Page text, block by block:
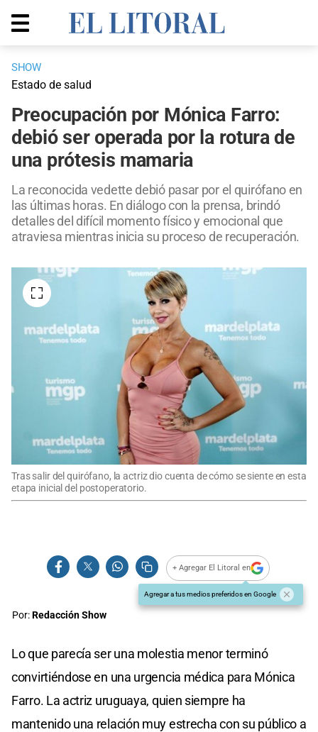
SHOW
Estado de salud
Preocupación por Mónica Farro:
debió ser operada por la rotura de
una prótesis mamaria
La reconocida vedette debió pasar por el quirófano en
las últimas horas. En diálogo con la prensa, brindó
detalles del difícil momento físico y emocional que
atraviesa mientras inicia su proceso de recuperación.
Tras salir del quirófano, la actriz dio cuenta de cómo se siente en esta
etapa inicial del postoperatorio.
+ Agregar El Litoral en
Agregar a tus medios preferidos en Google
Por:Redacción Show
Lo que parecía ser una molestia menor terminó
convirtiéndose en una urgencia médica para Mónica
Farro. La actriz uruguaya, quien siempre ha
mantenido una relación muy estrecha con su público a